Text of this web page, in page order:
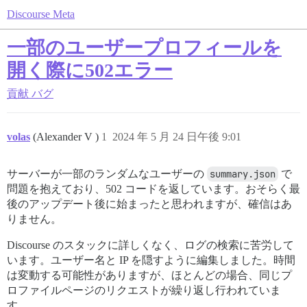
Discourse Meta
一部のユーザープロフィールを
開く際に502エラー
貢献 バグ
volas (Alexander V ) 2024 年 5 月 24 日午後 9:01
1
サーバーが一部のランダムなユーザーの summary.json で
問題を抱えており、502 コードを返しています。おそらく最
後のアップデート後に始まったと思われますが、確信はあ
りません。
Discourse のスタックに詳しくなく、ログの検索に苦労して
います。ユーザー名と IP を隠すように編集しました。時間
は変動する可能性がありますが、ほとんどの場合、同じプ
ロファイルページのリクエストが繰り返し行われていま